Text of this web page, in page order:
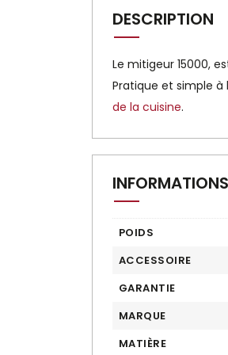
DESCRIPTION
Le mitigeur 15000,
Pratique et simple à
de la cuisine.
POIDS
ACCESSOIRE
GARANTIE
MARQUE
MATIÈRE